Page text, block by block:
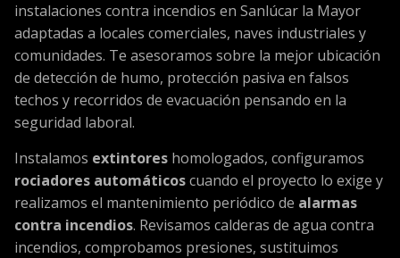
instalaciones contra incendios en Sanlúcar la Mayor
adaptadas a locales comerciales, naves industriales y
comunidades. Te asesoramos sobre la mejor ubicación
de detección de humo, protección pasiva en falsos
techos y recorridos de evacuación pensando en la
seguridad laboral.
Instalamos extintoreshomologados, configuramos
rociadores automáticoscuando el proyecto lo exige y
realizamos el mantenimiento periódico de alarmas
contra incendios. Revisamos calderas de agua contra
incendios, comprobamos presiones, sustituimos